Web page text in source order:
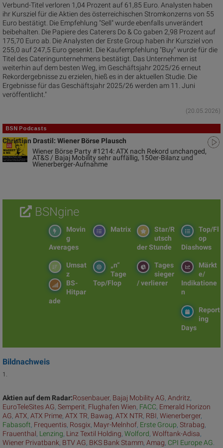
Verbund-Titel verloren 1,04 Prozent auf 61,85 Euro. Analysten haben
ihr Kursziel für die Aktien des österreichischen Stromkonzerns von 55
Euro bestätigt. Die Empfehlung "Sell" wurde ebenfalls unverändert
beibehalten. Die Papiere des Caterers Do & Co gaben 2,98 Prozent auf
175,70 Euro ab. Die Analysten der Erste Group haben ihr Kursziel von
255,0 auf 247,5 Euro gesenkt. Die Kaufempfehlung "Buy" wurde für die
Titel des Cateringunternehmens bestätigt. Das Unternehmen ist
weiterhin auf dem besten Weg, im Geschäftsjahr 2025/26 erneut
Rekordergebnisse zu erzielen, hieß es in der aktuellen Studie. Die
Ergebnisse für das Geschäftsjahr 2025/26 werden am 11. Juni
veröffentlicht."
(20.05.2026)
BSN Podcasts
Christian Drastil: Wiener Börse Plausch
Wiener Börse Party #1214: ATX nach Rekord unchanged,
AT&S / Bajaj Mobility sehr auffällig, 150er-Bilanz und
Wienerberger-Aufnahme
BSNgine
Top/Fl
op
Diashows
Star/R
utsch
der Stunde
Matrix
Movin
g
Averages
Märkt
e/
Indikatione
n
Tages
sieger
/ verlierer
„n“
Tage
Top/Flop
Umsat
z
BS-
Hitpar
ade
Report
ing
Days
Bildnachweis
1.
Aktien auf dem Radar:Rosenbauer, Bajaj Mobility AG, Andritz,
EuroTeleSites AG, Semperit, Flughafen Wien, FACC, Emerald Horizon
AG, ATX, ATX Prime, ATX TR, Bawag, ATX NTR, RBI, Wienerberger,
Fabasoft, Frequentis, Rosgix, Mayr-Melnhof, Erste Group, Strabag,
Frauenthal, Lenzing, Linz Textil Holding, Wolford, Wolftank-Adisa,
Wiener Privatbank, BTV AG, BKS Bank Stamm, Amag, CPI Europe AG